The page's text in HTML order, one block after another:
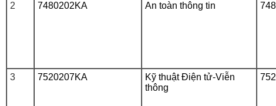
2 7480202KA An toàn thông tin
3 7520207KA
Kỹ thuật Điện tử-Viễn
thông